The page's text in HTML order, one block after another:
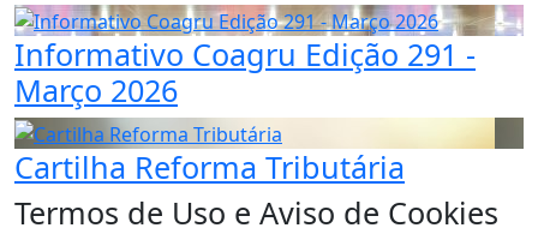
Informativo Coagru Edição 291 -
Março 2026
Cartilha Reforma Tributária
Termos de Uso e Aviso de Cookies